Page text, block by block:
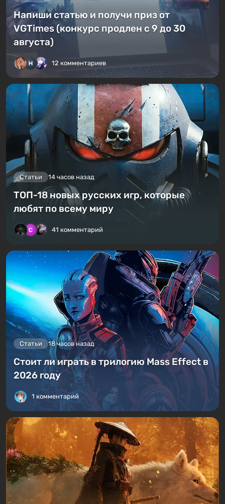
Напиши статью и получи приз от
VGTimes (конкурс продлен с 9 до 30
августа)
12 комментариев
Статьи 14 часов назад
ТОП-18 новых русских игр, которые
любят по всему миру
41 комментарий
Статьи 18 часов назад
Стоит ли играть в трилогию Mass Effect в
2026 году
1 комментарий